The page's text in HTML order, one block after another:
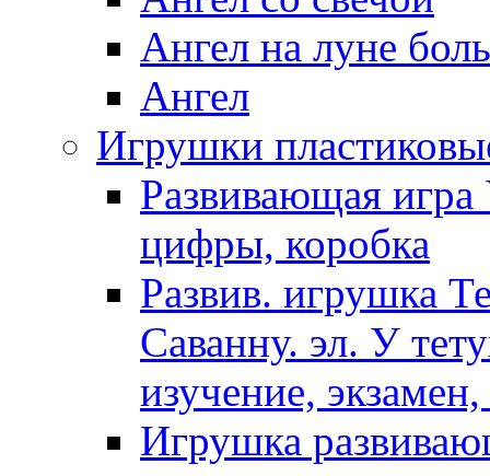
Ангел на луне
Ангел
Игрушки
Развивающая
цифры, коробка
Развив. игрушка
Саванну. эл. У
изучение,
Игрушка